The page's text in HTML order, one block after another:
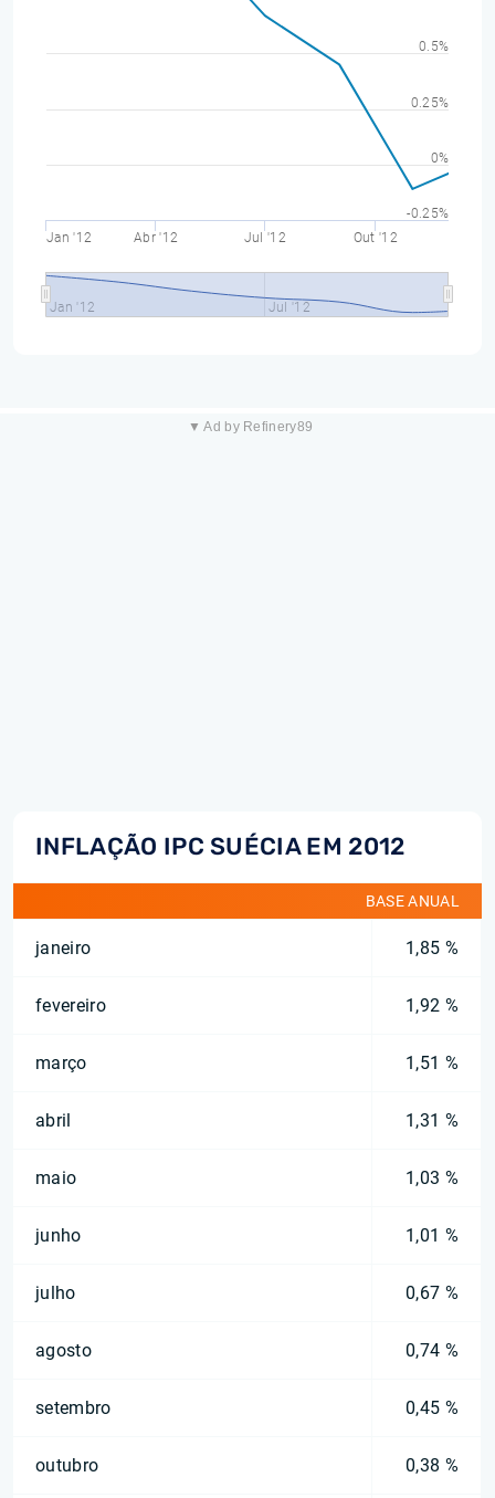
Jan '12 Abr '12 Jul '12 Out '12
Jan '12 Jul '12
-0.25%
0%
0.25%
0.5%
▼ Ad by Refinery89
INFLAÇÃO IPC SUÉCIA EM 2012
BASE ANUAL
janeiro 1,85 %
fevereiro 1,92 %
março 1,51 %
abril 1,31 %
maio 1,03 %
junho 1,01 %
julho 0,67 %
agosto 0,74 %
setembro 0,45 %
outubro 0,38 %